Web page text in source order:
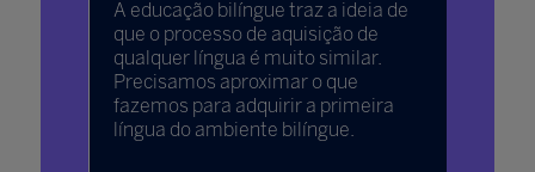
A educação bilíngue traz a ideia de
que o processo de aquisição de
qualquer língua é muito similar.
Precisamos aproximar o que
fazemos para adquirir a primeira
língua do ambiente bilíngue.